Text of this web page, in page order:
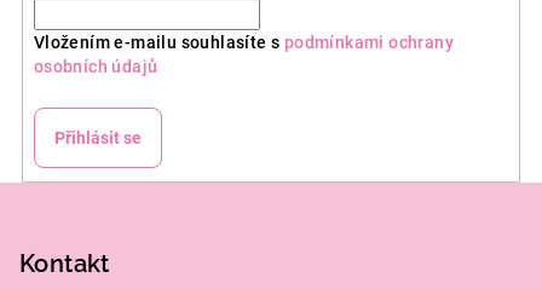
Vložením e-mailu souhlasíte s podmínkami ochrany
osobních údajů
Přihlásit se
Kontakt